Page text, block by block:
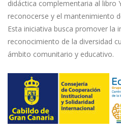
didáctica complementaria al libro
reconocerse y el mantenimiento
Esta iniciativa busca promover la
reconocimiento de la diversidad
ámbito comunitario y educativo.